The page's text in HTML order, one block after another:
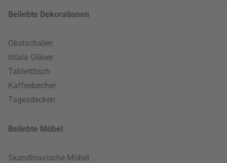
Beliebte Dekorationen
Obstschalen
Iittala Gläser
Tabletttisch
Kaffeebecher
Tagesdecken
Beliebte Möbel
Skandinavische Möbel